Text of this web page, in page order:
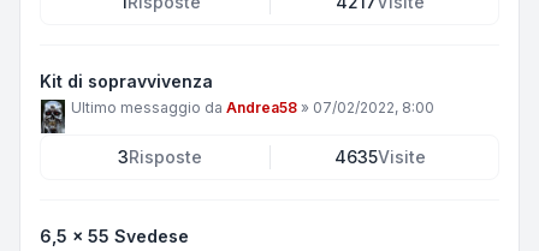
Kit di sopravvivenza
Ultimo messaggio da Andrea58 » 07/02/2022, 8:00
3Risposte 4635Visite
6,5 x 55 Svedese